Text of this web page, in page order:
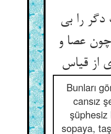
دگر را بی
عصا و
از قیاس
Bunları
cansız
sopaya,